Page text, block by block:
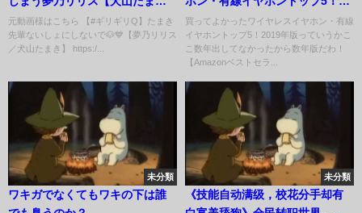
夢乃リリス/切り抜き動画】
元動画様はこちら 【#ギリギリQ】たまき
先輩ないしょにしないで🐶💙【夢乃リリス
／犬山たまき】 https:/...
2019年版っていうかここ数年出
してなかったから数年版だわ！
【Amazonベストセラー盛りだく
買ってよかったワイヤレスイヤホン・有線
イヤホントップ5！2019年版っていうかこ
こ数年出してなかったから数年版だわ！
【Amazonベストセラ...
未分類
ワキガでなくてもワキの下は誰
未分類
《技能自动满级，校花分手却有